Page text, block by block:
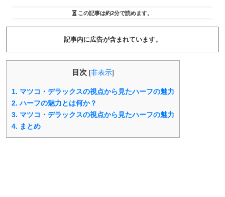
この記事は約2分で読めます。
記事内に広告が含まれています。
目次 [非表示]
1. マツコ・デラックスの視点から見たハーフの魅力
2. ハーフの魅力とは何か？
3. マツコ・デラックスの視点から見たハーフの魅力
4. まとめ